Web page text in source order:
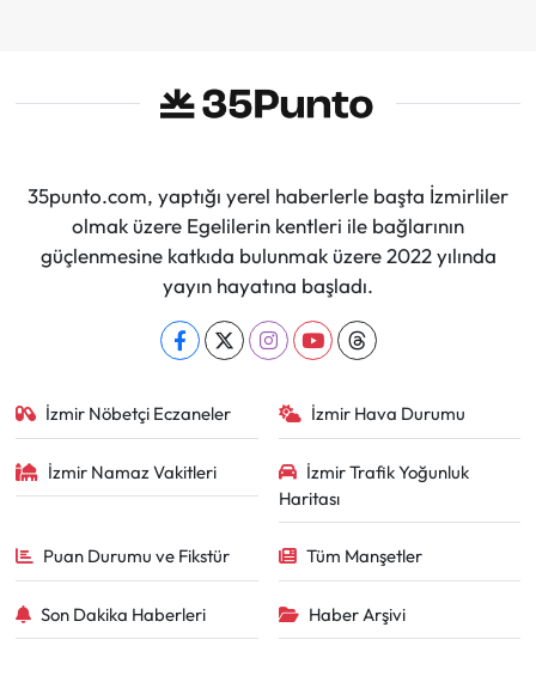
35punto.com, yaptığı yerel haberlerle başta İzmirliler
olmak üzere Egelilerin kentleri ile bağlarının
güçlenmesine katkıda bulunmak üzere 2022 yılında
yayın hayatına başladı.
İzmir Nöbetçi Eczaneler İzmir Hava Durumu
İzmir Namaz Vakitleri
İzmir Trafik Yoğunluk
Haritası
Puan Durumu ve Fikstür Tüm Manşetler
Son Dakika Haberleri Haber Arşivi